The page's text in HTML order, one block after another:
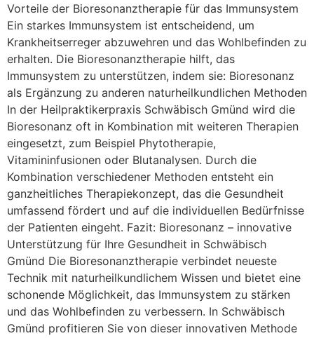
Vorteile der Bioresonanztherapie für das Immunsystem
Ein starkes Immunsystem ist entscheidend, um
Krankheitserreger abzuwehren und das Wohlbefinden zu
erhalten. Die Bioresonanztherapie hilft, das
Immunsystem zu unterstützen, indem sie: Bioresonanz
als Ergänzung zu anderen naturheilkundlichen Methoden
In der Heilpraktikerpraxis Schwäbisch Gmünd wird die
Bioresonanz oft in Kombination mit weiteren Therapien
eingesetzt, zum Beispiel Phytotherapie,
Vitamininfusionen oder Blutanalysen. Durch die
Kombination verschiedener Methoden entsteht ein
ganzheitliches Therapiekonzept, das die Gesundheit
umfassend fördert und auf die individuellen Bedürfnisse
der Patienten eingeht. Fazit: Bioresonanz – innovative
Unterstützung für Ihre Gesundheit in Schwäbisch
Gmünd Die Bioresonanztherapie verbindet neueste
Technik mit naturheilkundlichem Wissen und bietet eine
schonende Möglichkeit, das Immunsystem zu stärken
und das Wohlbefinden zu verbessern. In Schwäbisch
Gmünd profitieren Sie von dieser innovativen Methode